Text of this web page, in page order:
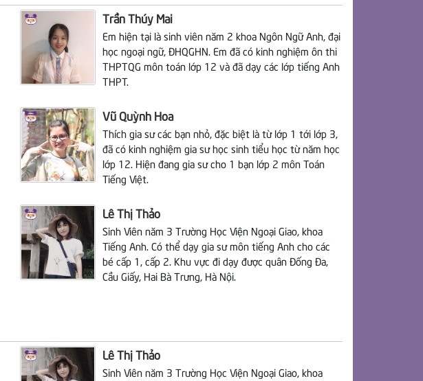
Trần Thúy Mai
Em hiện tại là sinh viên năm 2 khoa Ngôn Ngữ Anh, đại
học ngoại ngữ, ĐHQGHN. Em đã có kinh nghiệm ôn thi
THPTQG môn toán lớp 12 và đã dạy các lớp tiếng Anh
THPT.
Vũ Quỳnh Hoa
Thích gia sư các bạn nhỏ, đặc biệt là từ lớp 1 tới lớp 3,
đã có kinh nghiệm gia sư học sinh tiểu học từ năm học
lớp 12. Hiện đang gia sư cho 1 bạn lớp 2 môn Toán
Tiếng Việt.
Lê Thị Thảo
Sinh Viên năm 3 Trường Học Viện Ngoại Giao, khoa
Tiếng Anh. Có thể dạy gia sư môn tiếng Anh cho các
bé cấp 1, cấp 2. Khu vực đi dạy được quân Đống Đa,
Cầu Giấy, Hai Bà Trưng, Hà Nội.
Lê Thị Thảo
Sinh Viên năm 3 Trường Học Viện Ngoại Giao, khoa